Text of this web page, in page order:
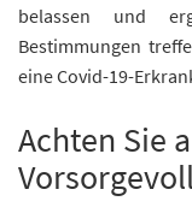
belassen und
Bestimmungen
eine Covid-19-
Achten Sie